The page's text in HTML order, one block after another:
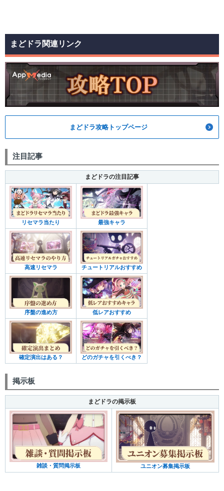
まどドラ関連リンク
まどドラ攻略トップページ
注目記事
まどドラの注目記事
リセマラ当たり 最強キャラ
高速リセマラ チュートリアルおすすめ
序盤の進め方 低レアおすすめ
確定演出はある？ どのガチャを引くべき？
掲示板
まどドラの掲示板
雑談・質問掲示板 ユニオン募集掲示板